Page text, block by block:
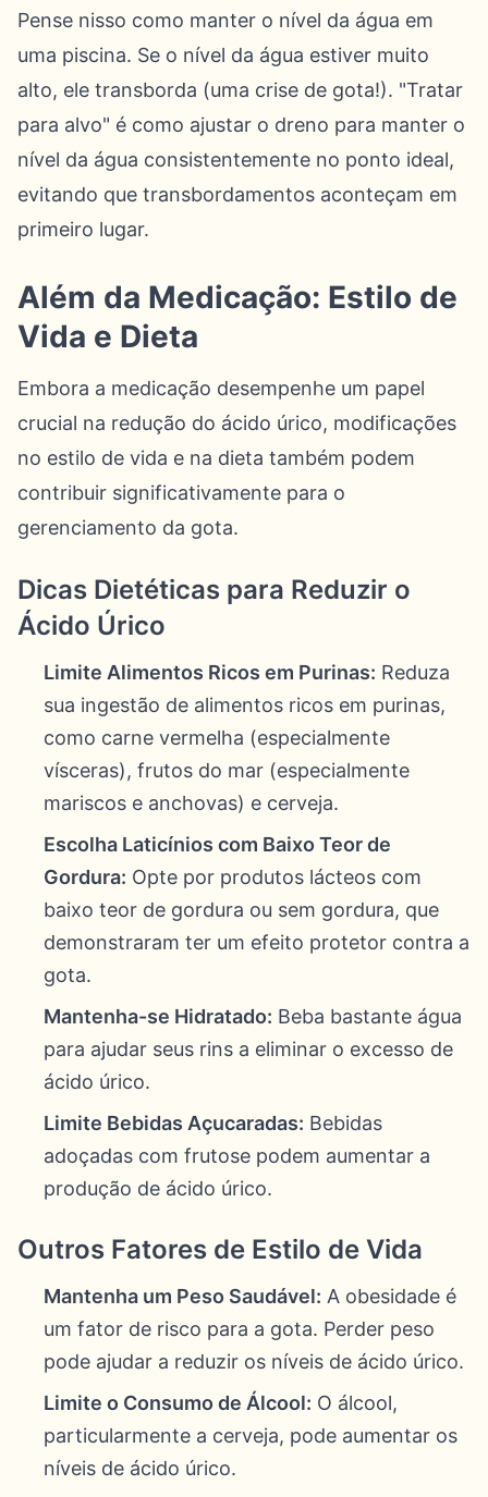
Pense nisso como manter o nível da água em
uma piscina. Se o nível da água estiver muito
alto, ele transborda (uma crise de gota!). "Tratar
para alvo" é como ajustar o dreno para manter o
nível da água consistentemente no ponto ideal,
evitando que transbordamentos aconteçam em
primeiro lugar.
Além da Medicação: Estilo de
Vida e Dieta
Embora a medicação desempenhe um papel
crucial na redução do ácido úrico, modificações
no estilo de vida e na dieta também podem
contribuir significativamente para o
gerenciamento da gota.
Dicas Dietéticas para Reduzir o
Ácido Úrico
Limite Alimentos Ricos em Purinas: Reduza
sua ingestão de alimentos ricos em purinas,
como carne vermelha (especialmente
vísceras), frutos do mar (especialmente
mariscos e anchovas) e cerveja.
Escolha Laticínios com Baixo Teor de
Gordura: Opte por produtos lácteos com
baixo teor de gordura ou sem gordura, que
demonstraram ter um efeito protetor contra a
gota.
Mantenha-se Hidratado: Beba bastante água
para ajudar seus rins a eliminar o excesso de
ácido úrico.
Limite Bebidas Açucaradas: Bebidas
adoçadas com frutose podem aumentar a
produção de ácido úrico.
Outros Fatores de Estilo de Vida
Mantenha um Peso Saudável: A obesidade é
um fator de risco para a gota. Perder peso
pode ajudar a reduzir os níveis de ácido úrico.
Limite o Consumo de Álcool: O álcool,
particularmente a cerveja, pode aumentar os
níveis de ácido úrico.